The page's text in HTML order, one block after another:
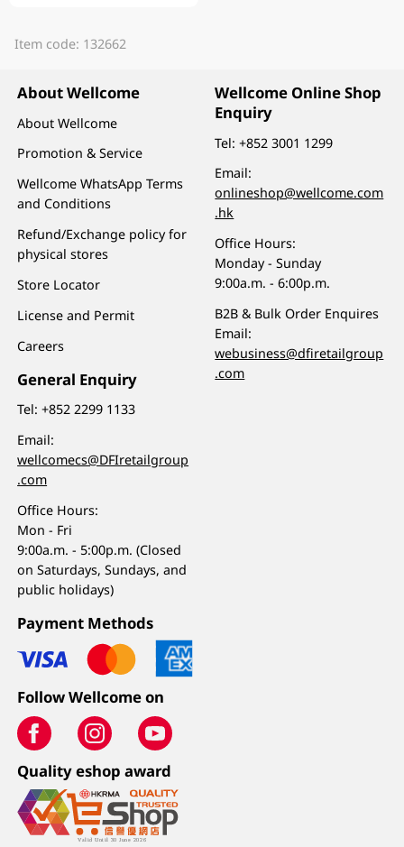
Item code: 132662
About Wellcome
About Wellcome
Promotion & Service
Wellcome WhatsApp Terms
and Conditions
Refund/Exchange policy for
physical stores
Store Locator
License and Permit
Careers
General Enquiry
Tel:+852 2299 1133
Email:
wellcomecs@DFIretailgroup
.com
Office Hours:
Mon - Fri
9:00a.m. - 5:00p.m. (Closed
on Saturdays, Sundays, and
public holidays)
Wellcome Online Shop
Enquiry
Tel:+852 3001 1299
Email:
onlineshop@wellcome.com
.hk
Office Hours:
Monday - Sunday
9:00a.m. - 6:00p.m.
B2B & Bulk Order Enquires
Email:
webusiness@dfiretailgroup
.com
Payment Methods
Follow Wellcome on
Quality eshop award